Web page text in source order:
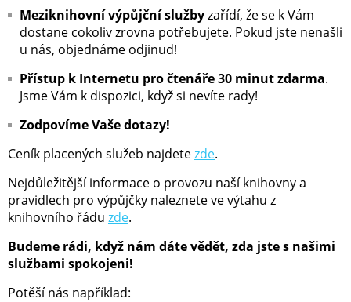
Meziknihovní výpůjční službyzařídí, že se k Vám
dostane cokoliv zrovna potřebujete. Pokud jste nenašli
u nás, objednáme odjinud!
Přístup k Internetu pro čtenáře 30 minut zdarma.
Jsme Vám k dispozici, když si nevíte rady!
Zodpovíme Vaše dotazy!
Ceník placených služeb najdetezde.
Nejdůležitější informace o provozu naší knihovny a
pravidlech pro výpůjčky naleznete ve výtahu z
knihovního řádu zde.
Budeme rádi, když nám dáte vědět, zda jste s našimi
službami spokojeni!
Potěší nás například: